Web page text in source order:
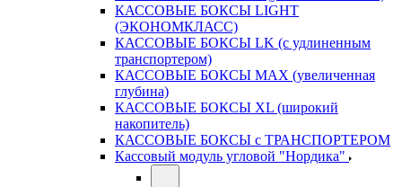
КАССОВЫЕ БОКСЫ LIGHT
(ЭКОНОМКЛАСС)
КАССОВЫЕ БОКСЫ LK (с удлиненным
транспортером)
КАССОВЫЕ БОКСЫ MAX (увеличенная
глубина)
КАССОВЫЕ БОКСЫ XL (широкий
накопитель)
КАССОВЫЕ БОКСЫ с ТРАНСПОРТЕРОМ
Кассовый модуль угловой "Нордика"